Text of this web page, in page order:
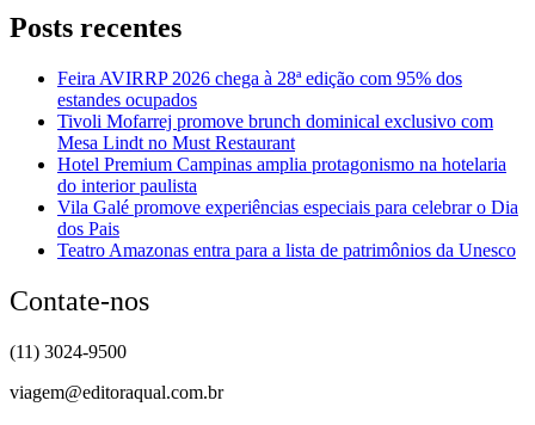
Posts recentes
Feira AVIRRP 2026 chega à 28ª edição com 95% dos
estandes ocupados
Tivoli Mofarrej promove brunch dominical exclusivo com
Mesa Lindt no Must Restaurant
Hotel Premium Campinas amplia protagonismo na hotelaria
do interior paulista
Vila Galé promove experiências especiais para celebrar o Dia
dos Pais
Teatro Amazonas entra para a lista de patrimônios da Unesco
Contate-nos
(11) 3024-9500
viagem@editoraqual.com.br